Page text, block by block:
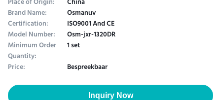
Brand Name: Osmanuv
Certification: ISO9001 And CE
Model Number: Osm-jxr-1320DR
Minimum Order
Quantity:
1 set
Price:
Bespreekbaar
Inquiry Now